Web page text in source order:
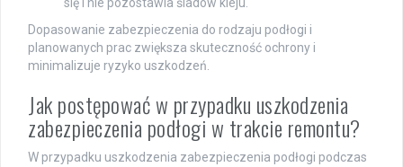
się i nie pozostawia śladów kleju.
Dopasowanie zabezpieczenia do rodzaju podłogi i
planowanych prac zwiększa skuteczność ochrony i
minimalizuje ryzyko uszkodzeń.
Jak postępować w przypadku uszkodzenia
zabezpieczenia podłogi w trakcie remontu?
W przypadku uszkodzenia zabezpieczenia podłogi podczas